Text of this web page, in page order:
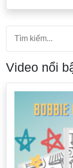
Video nổi